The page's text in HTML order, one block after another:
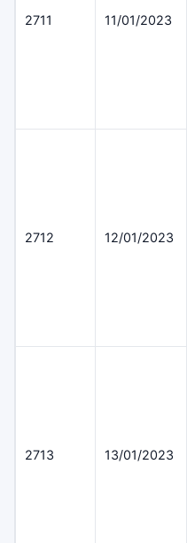
2711 11/01/2023
2712 12/01/2023
2713 13/01/2023